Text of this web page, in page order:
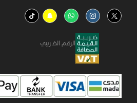
الرقم الضريبي